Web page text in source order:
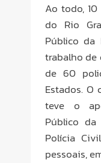
Ao todo,
do Rio
Público da
trabalho
de 60
Estados.
teve o
Público
Polícia
pessoais,